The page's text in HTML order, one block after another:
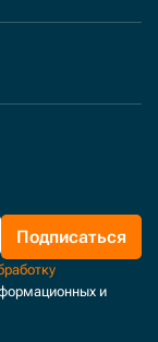
Подписаться
и